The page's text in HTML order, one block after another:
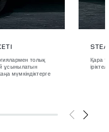
толық
ұсынылатын
мүмкіндіктерге
Қара